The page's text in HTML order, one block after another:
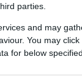
parties.
and may
You may
for below
hadde jeg
jeg ikke har